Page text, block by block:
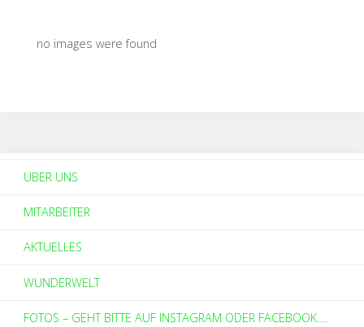
no images were found
ÜBER UNS
MITARBEITER
AKTUELLES
WUNDERWELT
FOTOS – GEHT BITTE AUF INSTAGRAM ODER FACEBOOK….